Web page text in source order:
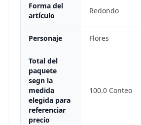
Forma del
artículo
Redondo
Personaje Flores
Total del
paquete
segn la
medida
elegida para
referenciar
precio
100.0 Conteo